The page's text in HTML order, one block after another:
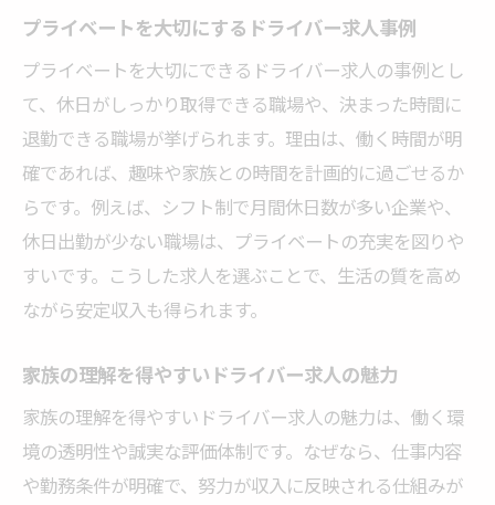
プライベートを大切にするドライバー求人事例
プライベートを大切にできるドライバー求人の事例とし
て、休日がしっかり取得できる職場や、決まった時間に
退勤できる職場が挙げられます。理由は、働く時間が明
確であれば、趣味や家族との時間を計画的に過ごせるか
らです。例えば、シフト制で月間休日数が多い企業や、
休日出勤が少ない職場は、プライベートの充実を図りや
すいです。こうした求人を選ぶことで、生活の質を高め
ながら安定収入も得られます。
家族の理解を得やすいドライバー求人の魅力
家族の理解を得やすいドライバー求人の魅力は、働く環
境の透明性や誠実な評価体制です。なぜなら、仕事内容
や勤務条件が明確で、努力が収入に反映される仕組みが